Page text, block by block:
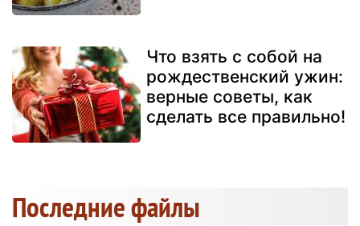
Что взять с собой на
рождественский ужин:
верные советы, как
сделать все правильно!
Последние файлы